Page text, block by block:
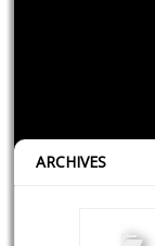
ARCHIVES